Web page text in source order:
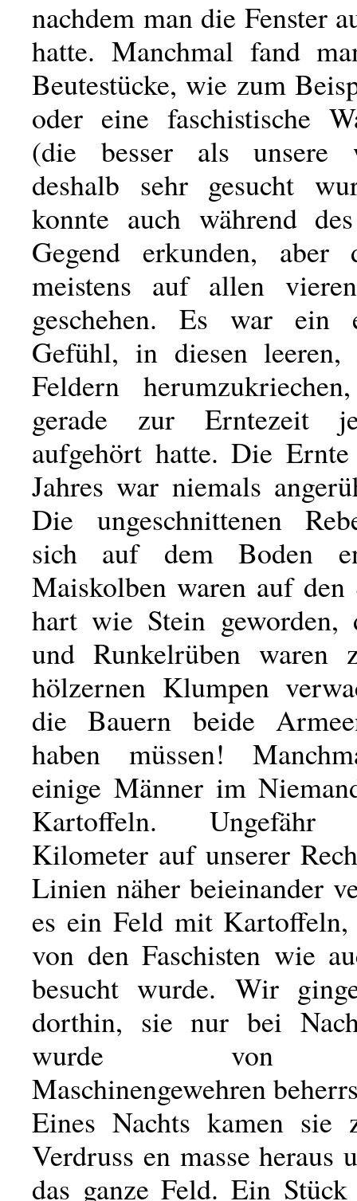
nachdem man die Fenster
hatte. Manchmal fand
Beutestücke, wie zum
oder eine faschistische
(die besser als unsere
deshalb sehr gesucht
konnte auch während
Gegend erkunden, aber
meistens auf allen
geschehen. Es war ein
Gefühl, in diesen leeren,
Feldern
gerade zur Erntezeit
aufgehört hatte. Die
Jahres war niemals
Die ungeschnittenen
sich auf dem Boden
Maiskolben waren auf den
hart wie Stein geworden,
und Runkelrüben waren
hölzernen Klumpen
die Bauern beide
haben müssen!
einige Männer im
Kartoffeln. Ungefähr
Kilometer auf unserer
Linien näher beieinander
es ein Feld mit Kartoffeln,
von den Faschisten wie
besucht wurde. Wir
dorthin, sie nur bei
wurde von
Maschinengewehren
Eines Nachts kamen sie
Verdruss en masse heraus
das ganze Feld. Ein